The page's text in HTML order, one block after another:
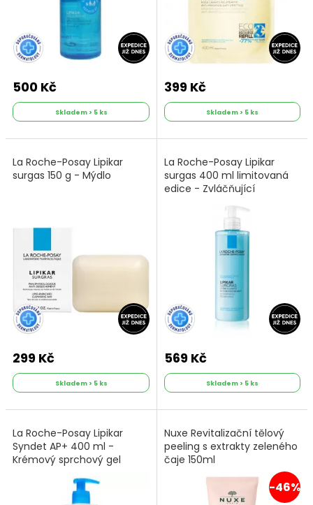
500 Kč
Skladem > 5 ks
399 Kč
Skladem > 5 ks
La Roche-Posay Lipikar
surgas 150 g - Mýdlo
299 Kč
Skladem > 5 ks
La Roche-Posay Lipikar
surgas 400 ml limitovaná
edice - Zvláčňující
569 Kč
Skladem > 5 ks
La Roche-Posay Lipikar
Syndet AP+ 400 ml -
Krémový sprchový gel
Nuxe Revitalizační tělový
peeling s extrakty zeleného
čaje 150ml
-46%